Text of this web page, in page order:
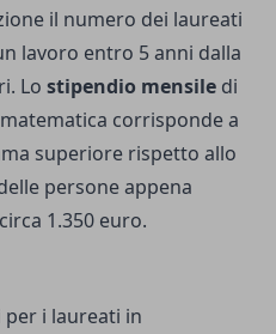
il numero dei laureati
lavoro entro 5 anni dalla
Lo stipendio mensile di
corrisponde a
superiore rispetto allo
persone appena
1.350 euro.
i laureati in